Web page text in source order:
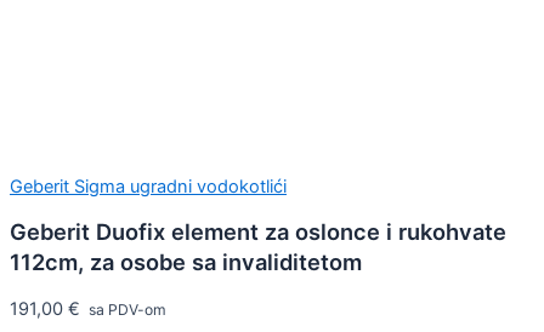
Geberit Sigma ugradni vodokotlići
Geberit Duofix element za oslonce i rukohvate
112cm, za osobe sa invaliditetom
191,00 € sa PDV-om